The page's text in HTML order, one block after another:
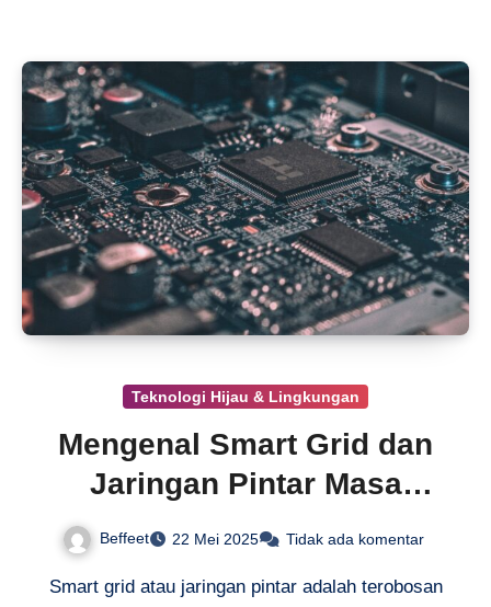
Teknologi Hijau & Lingkungan
Mengenal Smart Grid dan
Jaringan Pintar Masa
Depan
Beffeet 22 Mei 2025 Tidak ada komentar
Smart grid atau jaringan pintar adalah terobosan